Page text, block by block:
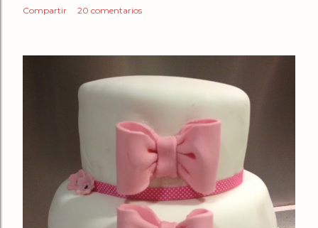
Compartir 20 comentarios